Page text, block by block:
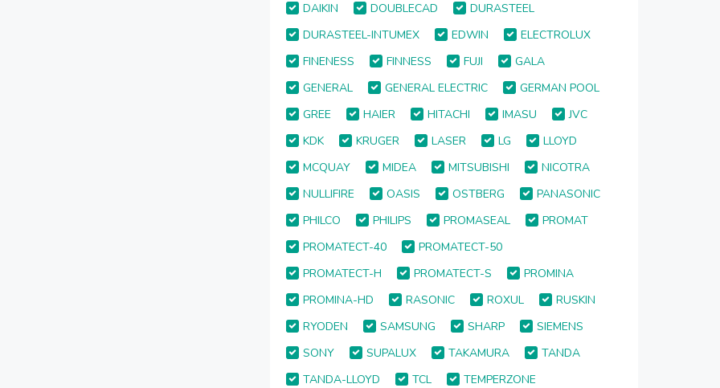
DAIKIN
DOUBLECAD
DURASTEEL
DURASTEEL-INTUMEX
EDWIN
ELECTROLUX
FINENESS
FINNESS FUJI
GALA
GENERAL
GENERAL ELECTRIC
GERMAN POOL
GREE
HAIER HITACHI IMASU
JVC
KDK
KRUGER LASER LG
LLOYD
MCQUAY
MIDEA MITSUBISHI
NICOTRA
NULLIFIRE
OASIS OSTBERG
PANASONIC
PHILCO
PHILIPS PROMASEAL
PROMAT
PROMATECT-40
PROMATECT-50
PROMATECT-H
PROMATECT-S
PROMINA
PROMINA-HD
RASONIC ROXUL
RUSKIN
RYODEN
SAMSUNG SHARP
SIEMENS
SONY
SUPALUX TAKAMURA
TANDA
TANDA-LLOYD
TCL
TEMPERZONE